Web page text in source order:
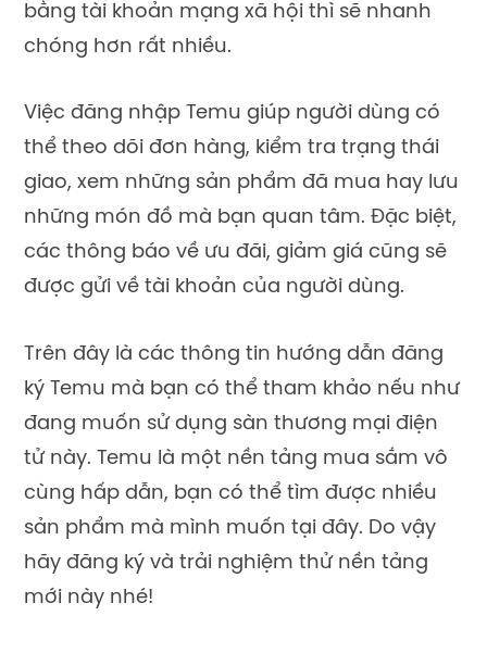
bằng tài khoản mạng xã hội thì sẽ nhanh
chóng hơn rất nhiều.
Việc đăng nhập Temu giúp người dùng có
thể theo dõi đơn hàng, kiểm tra trạng thái
giao, xem những sản phẩm đã mua hay lưu
những món đồ mà bạn quan tâm. Đặc biệt,
các thông báo về ưu đãi, giảm giá cũng sẽ
được gửi về tài khoản của người dùng.
Trên đây là các thông tin hướng dẫn đăng
ký Temu mà bạn có thể tham khảo nếu như
đang muốn sử dụng sàn thương mại điện
tử này. Temu là một nền tảng mua sắm vô
cùng hấp dẫn, bạn có thể tìm được nhiều
sản phẩm mà mình muốn tại đây. Do vậy
hãy đăng ký và trải nghiệm thử nền tảng
mới này nhé!